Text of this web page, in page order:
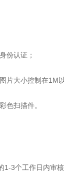
份认证；
片大小控制在1M
色扫描件。
3个工作日内审